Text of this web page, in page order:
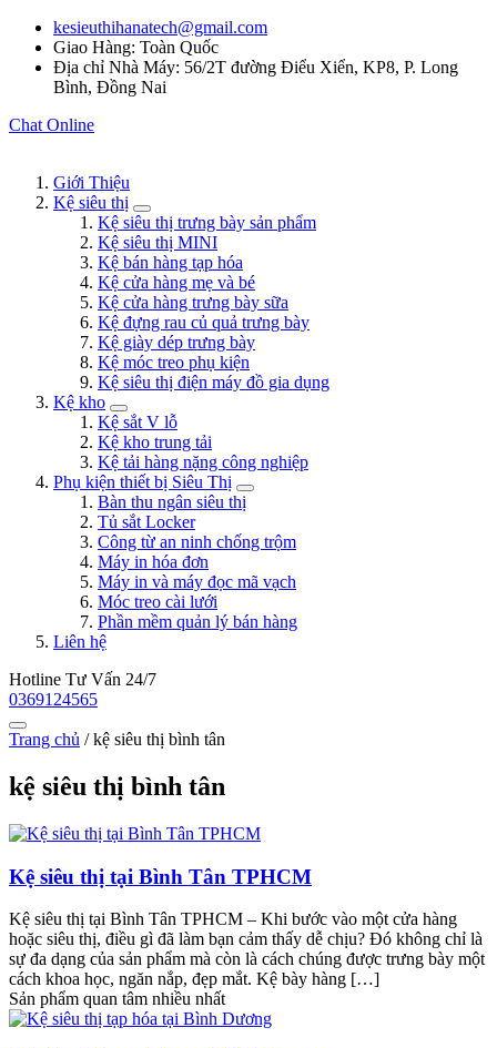
kesieuthihanatech@gmail.com
Giao Hàng: Toàn Quốc
Địa chỉ Nhà Máy: 56/2T đường Điểu Xiển, KP8, P. Long
Bình, Đồng Nai
Chat Online
Giới Thiệu
Kệ siêu thị
Kệ siêu thị trưng bày sản phẩm
Kệ siêu thị MINI
Kệ bán hàng tạp hóa
Kệ cửa hàng mẹ và bé
Kệ cửa hàng trưng bày sữa
Kệ đựng rau củ quả trưng bày
Kệ giày dép trưng bày
Kệ móc treo phụ kiện
Kệ siêu thị điện máy đồ gia dụng
Kệ kho
Kệ sắt V lỗ
Kệ kho trung tải
Kệ tải hàng nặng công nghiệp
Phụ kiện thiết bị Siêu Thị
Bàn thu ngân siêu thị
Tủ sắt Locker
Công từ an ninh chống trộm
Máy in hóa đơn
Máy in và máy đọc mã vạch
Móc treo cài lưới
Phần mềm quản lý bán hàng
Liên hệ
Hotline Tư Vấn 24/7
0369124565
Trang chủ /kệ siêu thị bình tân
kệ siêu thị bình tân
Kệ siêu thị tại Bình Tân TPHCM
Kệ siêu thị tại Bình Tân TPHCM – Khi bước vào một cửa hàng
hoặc siêu thị, điều gì đã làm bạn cảm thấy dễ chịu? Đó không chỉ là
sự đa dạng của sản phẩm mà còn là cách chúng được trưng bày một
cách khoa học, ngăn nắp, đẹp mắt. Kệ bày hàng […]
Sản phẩm quan tâm nhiều nhất